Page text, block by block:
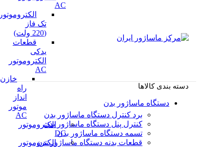
AC
الکتروموتور
تک فاز
(220 ولت)
قطعات
یدکی
الکتروموتور
AC
خازن
راه
انداز
موتور
AC
الکتروموتور
DC
الکتروموتور
دسته بندی کالاها
دستگاه ماساژور بدن
برد کنترل دستگاه ماساژور بدن
کنترل پنل دستگاه ماساژور بدن
تسمه دستگاه ماساژور بدن
قطعات بدنه دستگاه ماساژور بدن